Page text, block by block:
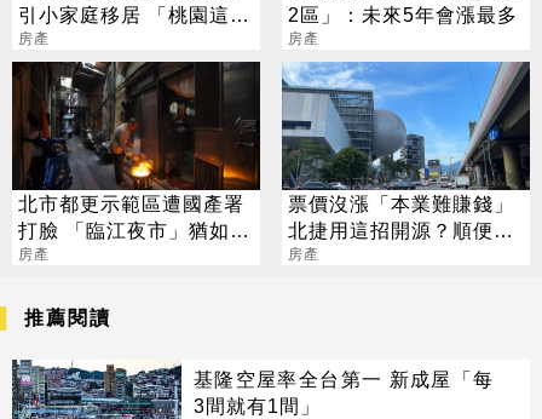
引小家庭移居 「桃園這
區」增產報國最勇
房產
2區」：未來5年會漲最多
房產
北市都更示範區遭國產署
打臉 「臨江夜市」猶如城
中城翻版
房產
票價沒漲「本業難賺錢」
北捷用這招開源？順便帶
動商圈發展
房產
推薦閱讀
基隆空屋率全台第一 新成屋「每
3間就有1間」